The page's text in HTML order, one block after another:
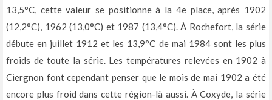
13,5°C, cette valeur se positionne à la 4e place, après 1902
(12,2°C), 1962 (13,0°C) et 1987 (13,4°C). À Rochefort, la série
débute en juillet 1912 et les 13,9°C de mai 1984 sont les plus
froids de toute la série. Les températures relevées en 1902 à
Ciergnon font cependant penser que le mois de mai 1902 a été
encore plus froid dans cette région-là aussi. À Coxyde, la série